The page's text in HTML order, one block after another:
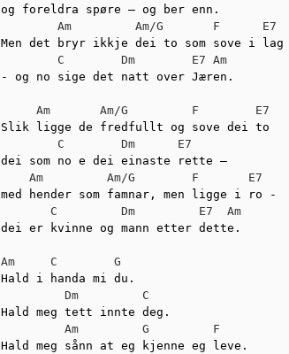
og foreldra spøre – og ber enn.
Am
Am/G F
E7
Men det bryr ikkje dei to som sove i lag
C
Dm E7 Am
- og no sige det natt over Jæren.
Am Am/G F
E7
Slik ligge de fredfullt og sove dei to
C
Dm
E7
dei som no e dei einaste rette –
Am
Am/G F
E7
med hender som famnar, men ligge i ro -
C
Dm E7
Am
dei er kvinne og mann etter dette.
Am C
G
Hald i handa mi du.
Dm
C
Hald meg tett innte deg.
Am
G
F
Hald meg sånn at eg kjenne eg leve.